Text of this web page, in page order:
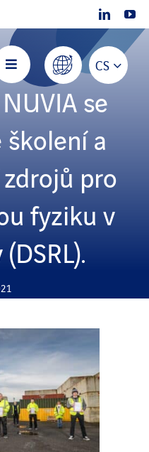
Toggle
Navigation
CS
se
školení a
pro
fyziku v